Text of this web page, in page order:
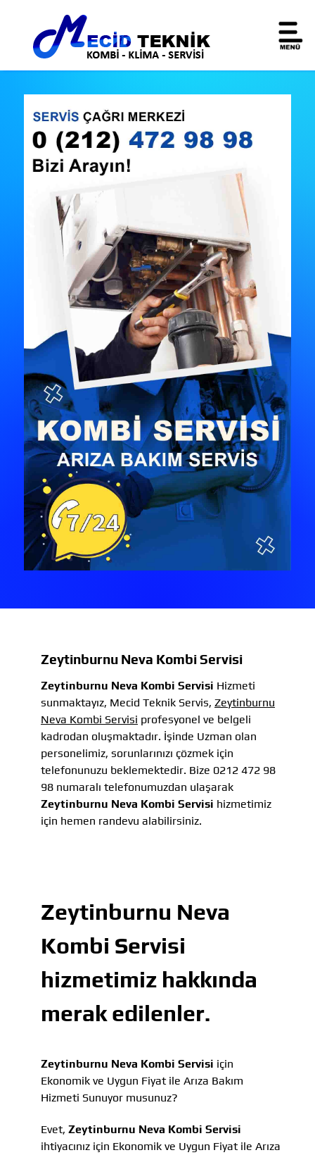
Zeytinburnu Neva Kombi Servisi
Zeytinburnu Neva Kombi Servisi Hizmeti
sunmaktayız, Mecid Teknik Servis, Zeytinburnu
Neva Kombi Servisi profesyonel ve belgeli
kadrodan oluşmaktadır. İşinde Uzman olan
personelimiz, sorunlarınızı çözmek için
telefonunuzu beklemektedir. Bize 0212 472 98
98 numaralı telefonumuzdan ulaşarak
Zeytinburnu Neva Kombi Servisi hizmetimiz
için hemen randevu alabilirsiniz.
Zeytinburnu Neva
Kombi Servisi
hizmetimiz hakkında
merak edilenler.
Zeytinburnu Neva Kombi Servisi için
Ekonomik ve Uygun Fiyat ile Arıza Bakım
Hizmeti Sunuyor musunuz?
Evet, Zeytinburnu Neva Kombi Servisi
ihtiyacınız için Ekonomik ve Uygun Fiyat ile Arıza